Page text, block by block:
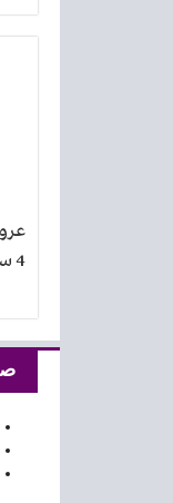
4 سبتمبر 2019 حتى نفاذ الكمية